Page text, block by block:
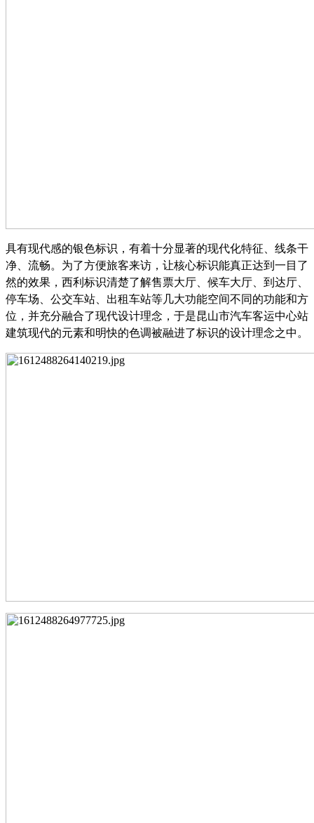
具有现代感的银色标识，有着十分显著的现代化特征、线条干
净、流畅。为了方便旅客来访，让核心标识能真正达到一目了
然的效果，西利标识清楚了解售票大厅、候车大厅、到达厅、
停车场、公交车站、出租车站等几大功能空间不同的功能和方
位，并充分融合了现代设计理念，于是昆山市汽车客运中心站
建筑现代的元素和明快的色调被融进了标识的设计理念之中。